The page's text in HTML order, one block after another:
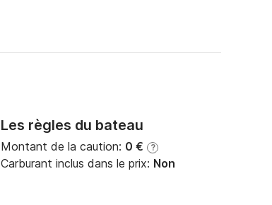
Les règles du bateau
Montant de la caution: 0 € ?
Carburant inclus dans le prix: Non